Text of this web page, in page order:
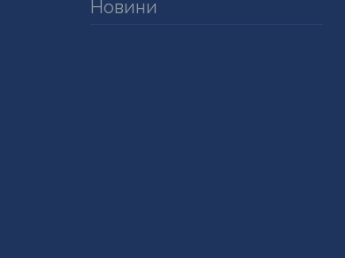
Новини